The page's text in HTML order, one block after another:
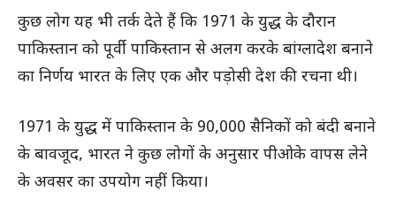
कुछ लोग यह भी तर्क देते हैं कि 1971 के युद्ध के दौरान
पाकिस्तान को पूर्वी पाकिस्तान से अलग करके बांग्लादेश बनाने
का निर्णय भारत के लिए एक और पड़ोसी देश की रचना थी।
1971 के युद्ध में पाकिस्तान के 90,000 सैनिकों को बंदी बनाने
के बावजूद, भारत ने कुछ लोगों के अनुसार पीओके वापस लेने
के अवसर का उपयोग नहीं किया।